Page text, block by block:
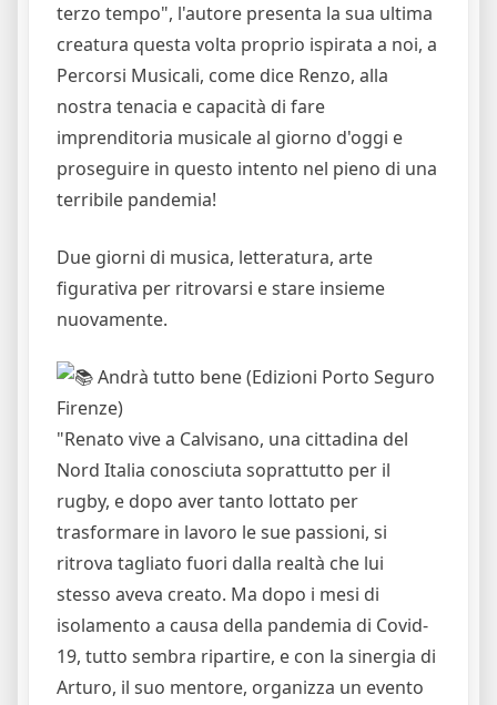
terzo tempo", l'autore presenta la sua ultima
creatura questa volta proprio ispirata a noi, a
Percorsi Musicali, come dice Renzo, alla
nostra tenacia e capacità di fare
imprenditoria musicale al giorno d'oggi e
proseguire in questo intento nel pieno di una
terribile pandemia!
Due giorni di musica, letteratura, arte
figurativa per ritrovarsi e stare insieme
nuovamente.
Andrà tutto bene (Edizioni Porto Seguro
Firenze)
"Renato vive a Calvisano, una cittadina del
Nord Italia conosciuta soprattutto per il
rugby, e dopo aver tanto lottato per
trasformare in lavoro le sue passioni, si
ritrova tagliato fuori dalla realtà che lui
stesso aveva creato. Ma dopo i mesi di
isolamento a causa della pandemia di Covid-
19, tutto sembra ripartire, e con la sinergia di
Arturo, il suo mentore, organizza un evento